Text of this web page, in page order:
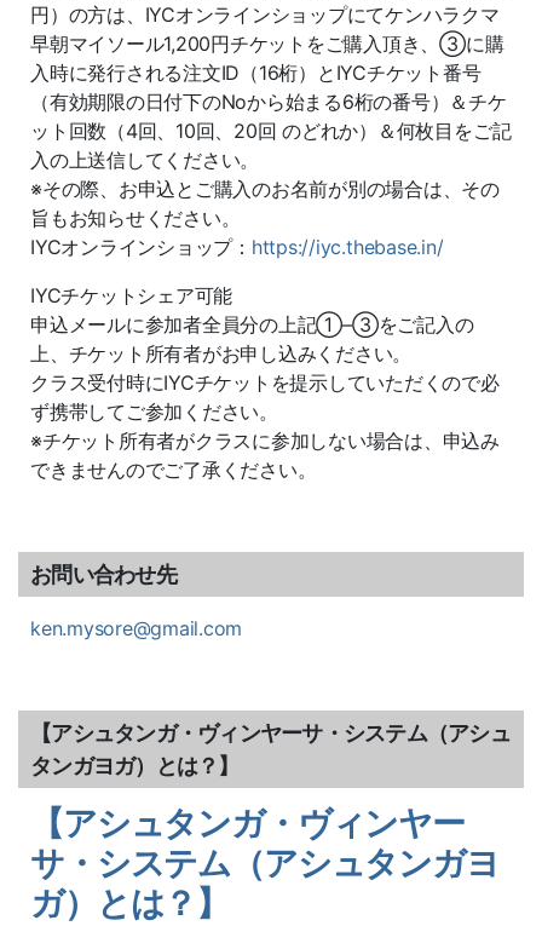
円）の方は、IYCオンラインショップにてケンハラクマ
早朝マイソール1,200円チケットをご購入頂き、③に購
入時に発行される注文ID（16桁）とIYCチケット番号
（有効期限の日付下のNoから始まる6桁の番号）＆チケ
ット回数（4回、10回、20回 のどれか）＆何枚目をご記
入の上送信してください。
※その際、お申込とご購入のお名前が別の場合は、その
旨もお知らせください。
IYCオンラインショップ： https://iyc.thebase.in/
IYCチケットシェア可能
申込メールに参加者全員分の上記①–③をご記入の
上、チケット所有者がお申し込みください。
クラス受付時にIYCチケットを提示していただくので必
ず携帯してご参加ください。
※チケット所有者がクラスに参加しない場合は、申込み
できませんのでご了承ください。
お問い合わせ先
ken.mysore@gmail.com
【アシュタンガ・ヴィンヤーサ・システム（アシュ
タンガヨガ）とは？】
【アシュタンガ・ヴィンヤー
サ・システム（アシュタンガヨ
ガ）とは？】